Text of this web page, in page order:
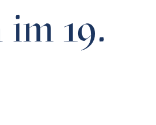
19.